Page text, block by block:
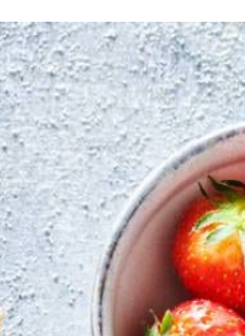
1 min. Schep de noten uit
grof en strooi over